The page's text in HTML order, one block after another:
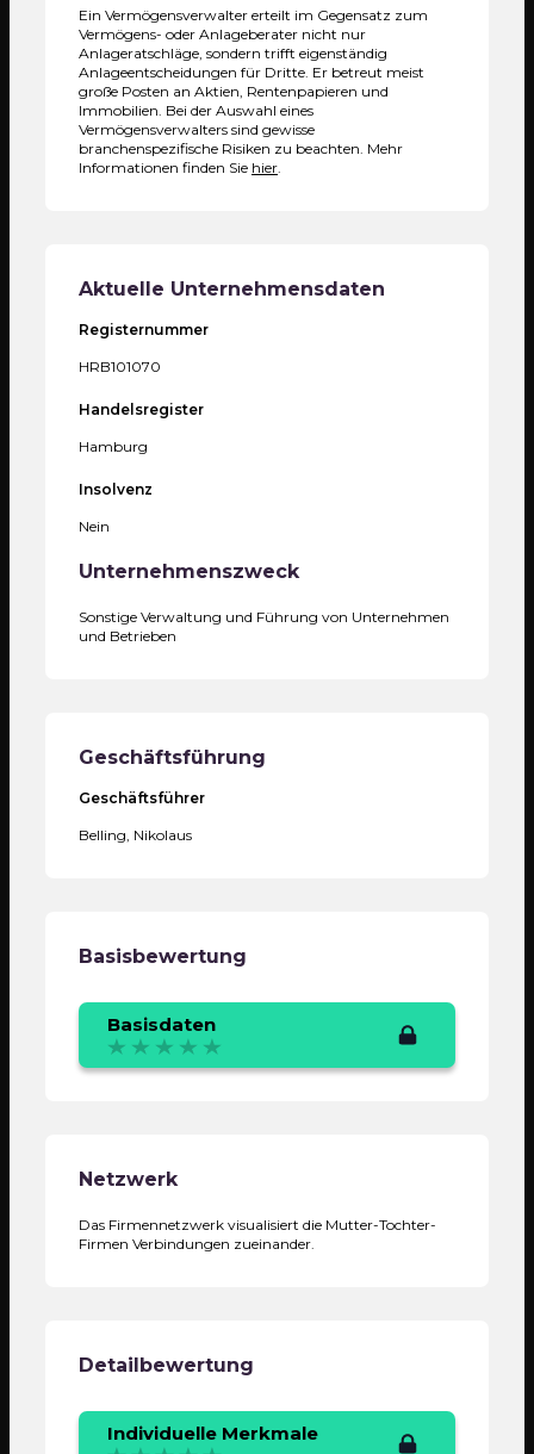
Ein Vermögensverwalter erteilt im Gegensatz zum
Vermögens- oder Anlageberater nicht nur
Anlageratschläge, sondern trifft eigenständig
Anlageentscheidungen für Dritte. Er betreut meist
große Posten an Aktien, Rentenpapieren und
Immobilien. Bei der Auswahl eines
Vermögensverwalters sind gewisse
branchenspezifische Risiken zu beachten. Mehr
Informationen finden Sie hier
Aktuelle Unternehmensdaten
Registernummer
HRB101070
Handelsregister
Hamburg
Insolvenz
Nein
Unternehmenszweck
Sonstige Verwaltung und Führung von Unternehmen
und Betrieben
Geschäftsführung
Geschäftsführer
Belling, Nikolaus
Basisbewertung
Basisdaten
Netzwerk
Das Firmennetzwerk visualisiert die Mutter-Tochter-
Firmen Verbindungen zueinander.
Detailbewertung
Individuelle Merkmale